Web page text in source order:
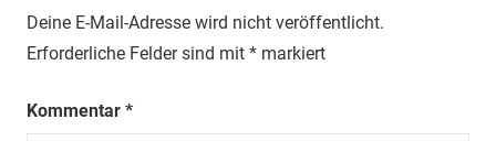
Deine E-Mail-Adresse wird nicht veröffentlicht.
Erforderliche Felder sind mit * markiert
Kommentar *